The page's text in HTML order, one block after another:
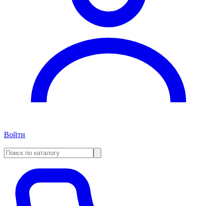
Войти